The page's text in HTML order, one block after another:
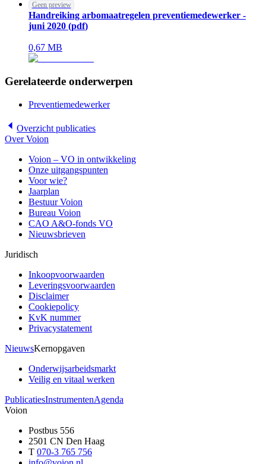
Geen preview
Handreiking arbomaatregelen preventiemedewerker -
juni 2020 (pdf)
0,67 MB
Gerelateerde onderwerpen
Preventiemedewerker
Overzicht publicaties
Over Voion
Voion – VO in ontwikkeling
Onze uitgangspunten
Voor wie?
Jaarplan
Bestuur Voion
Bureau Voion
CAO A&O-fonds VO
Nieuwsbrieven
Juridisch
Inkoopvoorwaarden
Leveringsvoorwaarden
Disclaimer
Cookiepolicy
KvK nummer
Privacystatement
NieuwsKernopgaven
Onderwijsarbeidsmarkt
Veilig en vitaal werken
PublicatiesInstrumentenAgenda
Voion
Postbus 556
2501 CN Den Haag
T 070-3 765 756